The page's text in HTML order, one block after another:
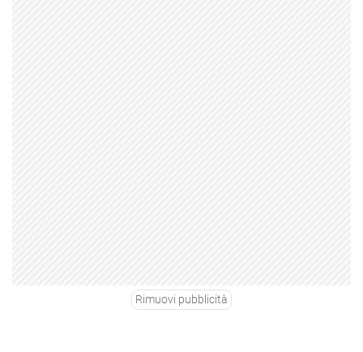
Rimuovi pubblicità